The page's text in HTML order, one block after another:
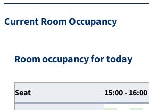
Current Room Occupancy
Room occupancy for today
Seat 15:00 - 16:00